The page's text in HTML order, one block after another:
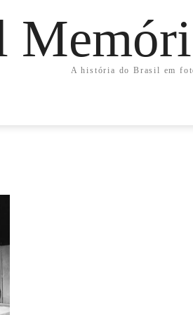
A história do Brasil em